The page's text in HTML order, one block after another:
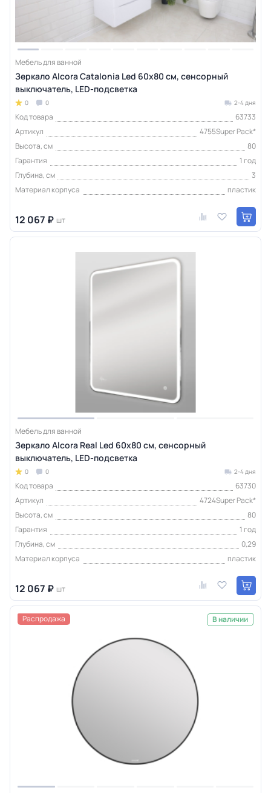
Мебель для ванной
Зеркало Alcora Catalonia Led 60х80 cм, сенсорный
выключатель, LED-подсветка
0 0 2-4 дня
Код товара
63733
Артикул
4755Super Pack*
Высота, см
80
Гарантия
1 год
Глубина, см
3
Материал корпуса
пластик
12 067 ₽ шт
Мебель для ванной
Зеркало Alcora Real Led 60х80 cм, сенсорный
выключатель, LED-подсветка
0 0 2-4 дня
Код товара
63730
Артикул
4724Super Pack*
Высота, см
80
Гарантия
1 год
Глубина, см
0,29
Материал корпуса
пластик
12 067 ₽ шт
Распродажа В наличии